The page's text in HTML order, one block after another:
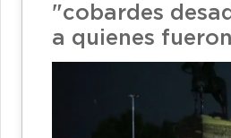
"cobardes
a quienes